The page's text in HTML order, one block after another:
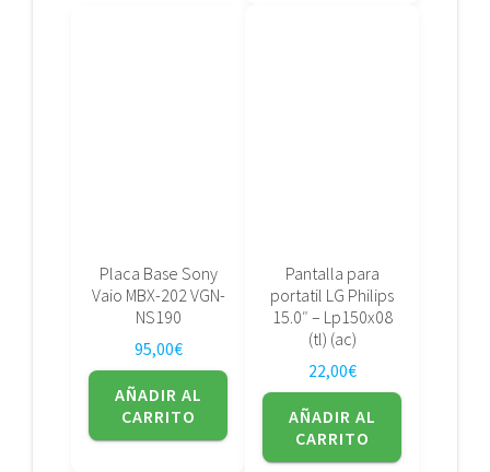
Placa Base Sony
Vaio MBX-202 VGN-
NS190
95,00€
AÑADIR AL
CARRITO
Pantalla para
portatil LG Philips
15.0″ – Lp150x08
(tl) (ac)
22,00€
AÑADIR AL
CARRITO